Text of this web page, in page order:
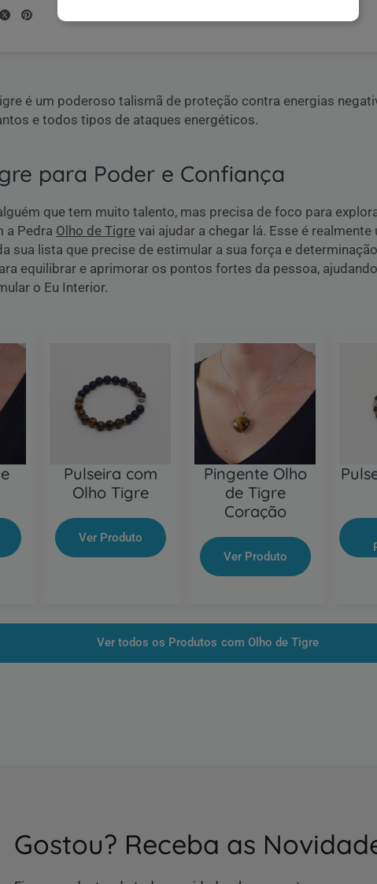
é um poderoso talismã de proteção contra energias
e todos tipos de ataques energéticos.
para Poder e Confiança
que tem muito talento, mas precisa de foco para
a Pedra Olho de Tigre vai ajudar a chegar lá. Esse é
sua lista que precise de estimular a sua força e
equilibrar e aprimorar os pontos fortes da pessoa,
o Eu Interior.
Pulseira com
Olho Tigre
Ver Produto
Pingente Olho
de Tigre
Coração
Ver Produto
Ver todos os Produtos com Olho de Tigre
Gostou? Receba as